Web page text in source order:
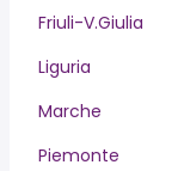
Friuli-V.Giulia
Liguria
Marche
Piemonte